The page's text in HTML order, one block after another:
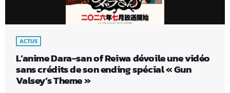
ACTUS
L’anime Dara-san of Reiwa dévoile une vidéo
sans crédits de son ending spécial « Gun
Valsey’s Theme »